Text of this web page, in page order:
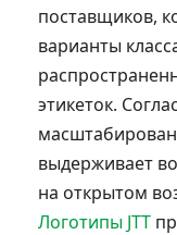
поставщиков,
варианты
этикеток.
выдерживает
на открытом
Логотипы JTT